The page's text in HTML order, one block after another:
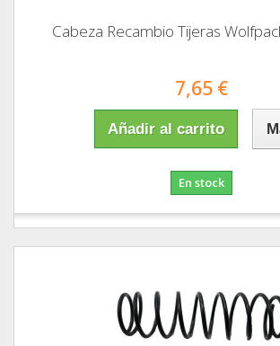
Cabeza Recambio Tijeras
7,65 €
Añadir al carrito
En stock